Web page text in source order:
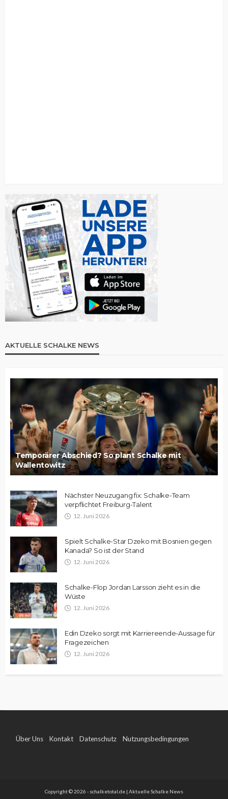
AKTUELLE SCHALKE NEWS
Temporärer Abschied? So plant Schalke mit
Wallentowitz
Nächster Neuzugang fix: Schalke-Team
verpflichtet Freiburg-Talent
12. Juni 2026
Spielt Schalke-Star Dzeko mit Bosnien gegen
Kanada? So ist der Stand
12. Juni 2026
Schalke-Flop Jordan Larsson zieht es in die
Wüste
12. Juni 2026
Edin Dzeko sorgt mit Karriereende-Aussage für
Fragezeichen
12. Juni 2026
Über Uns Kontakt Datenschutz Nutzungsbedingungen
Copyright © 2026 - schalketotal.de | Aktuelle Schalke News